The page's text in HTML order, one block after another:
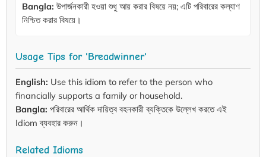
Bangla: উপার্জনকারী হওয়া শুধু আয় করার বিষয়ে নয়; এটি পরিবারের কল্যাণ
নিশ্চিত করার বিষয়ে।
Usage Tips for 'Breadwinner'
English: Use this idiom to refer to the person who
financially supports a family or household.
Bangla: পরিবারের আর্থিক দায়িত্ব বহনকারী ব্যক্তিকে উল্লেখ করতে এই
Idiom ব্যবহার করুন।
Related Idioms